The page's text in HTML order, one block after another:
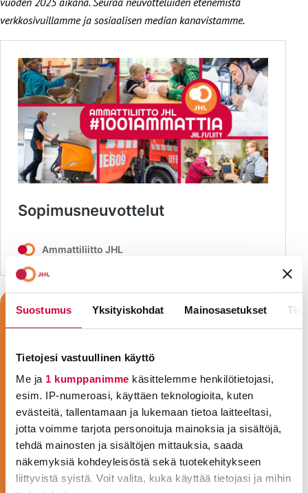
Suostumus Yksityiskohdat Mainosasetukset
Tietojesi vastuullinen käyttö
Me ja 1 kumppanimme käsittelemme henkilötietojasi,
esim. IP-numeroasi, käyttäen teknologioita, kuten
evästeitä, tallentamaan ja lukemaan tietoa laitteeltasi,
jotta voimme tarjota personoituja mainoksia ja sisältöjä,
tehdä mainosten ja sisältöjen mittauksia, saada
näkemyksiä kohdeyleisöstä sekä tuotekehitykseen
liittyvistä syistä. Voit valita, kuka käyttää tietojasi ja mihin
verkkosivuillamme ja sosiaalisen median kanavistamme.